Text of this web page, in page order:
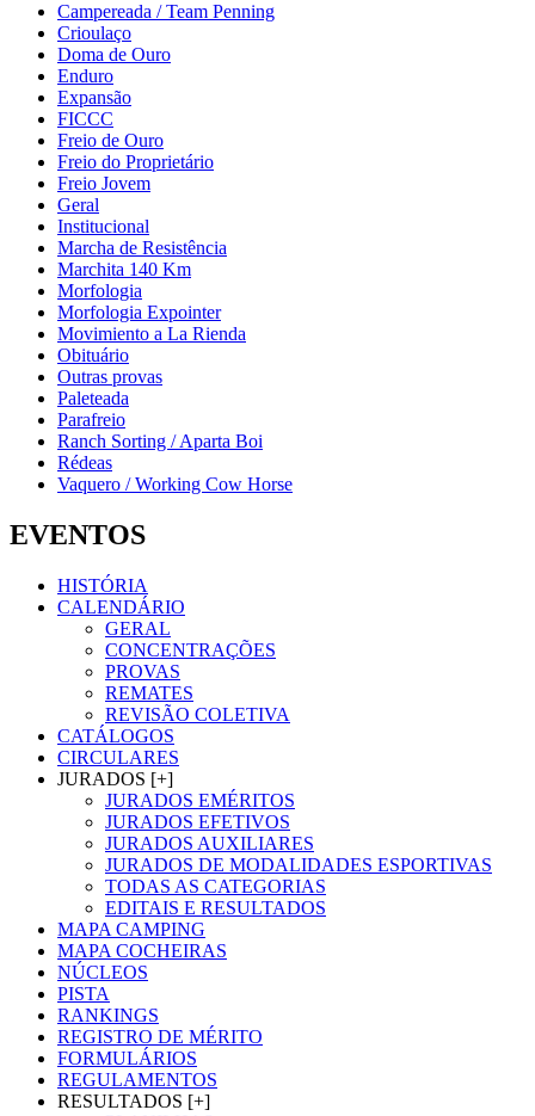
Campereada / Team Penning
Crioulaço
Doma de Ouro
Enduro
Expansão
FICCC
Freio de Ouro
Freio do Proprietário
Freio Jovem
Geral
Institucional
Marcha de Resistência
Marchita 140 Km
Morfologia
Morfologia Expointer
Movimiento a La Rienda
Obituário
Outras provas
Paleteada
Parafreio
Ranch Sorting / Aparta Boi
Rédeas
Vaquero / Working Cow Horse
EVENTOS
HISTÓRIA
CALENDÁRIO
GERAL
CONCENTRAÇÕES
PROVAS
REMATES
REVISÃO COLETIVA
CATÁLOGOS
CIRCULARES
JURADOS [+]
JURADOS EMÉRITOS
JURADOS EFETIVOS
JURADOS AUXILIARES
JURADOS DE MODALIDADES ESPORTIVAS
TODAS AS CATEGORIAS
EDITAIS E RESULTADOS
MAPA CAMPING
MAPA COCHEIRAS
NÚCLEOS
PISTA
RANKINGS
REGISTRO DE MÉRITO
FORMULÁRIOS
REGULAMENTOS
RESULTADOS [+]